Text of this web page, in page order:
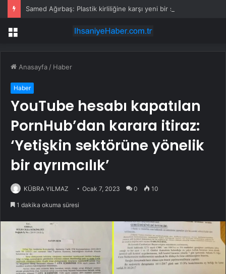
Menü
Anasayfa / Haber
Haber
YouTube hesabı kapatılan
PornHub’dan karara itiraz:
‘Yetişkin sektörüne yönelik
bir ayrımcılık’
KÜBRA YILMAZ Ocak 7, 2023 0 10
1 dakika okuma süresi